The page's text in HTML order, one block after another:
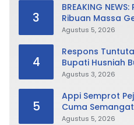
3
BREAKING
Ribuan Massa
Cabut Perda LAD
Agustus 5, 2026
4
Respons
Bupati Husniah
Perda LAD: Bisa
Agustus 3, 2026
5
Appi Semprot
Cuma
Agustus 5, 2026